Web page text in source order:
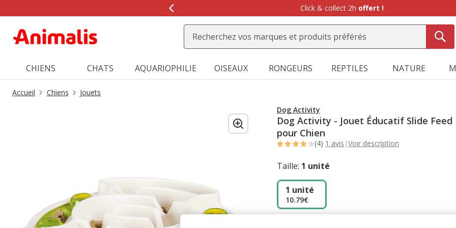
de
message,
Click & collect 2h offert !
CHIENS CHATS AQUARIOPHILIE OISEAUX RONGEURS REPTILES NATURE
Accueil Chiens
Jouets
Dog Activity
Dog Activity - Jouet Éducatif Slide Feed
pour Chien
(4) 1 avis |Voir description
Taille: 1 unité
1 unité
10.79€